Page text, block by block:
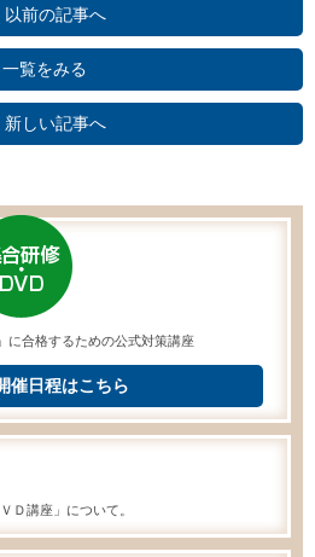
以前の記事へ
一覧をみる
新しい記事へ
」に合格するための公式対策講座
催日程はこちら
Ｄ講座」について。